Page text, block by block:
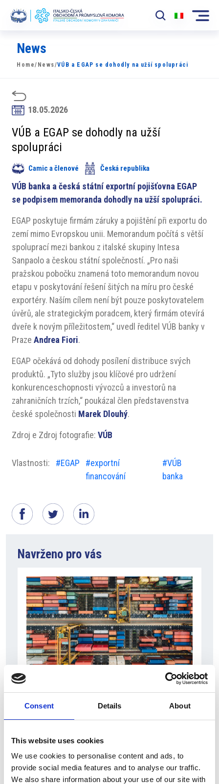
Consent Details About
This website uses cookies
We use cookies to personalise content and ads, to
provide social media features and to analyse our traffic.
We also share information about your use of our site with
Komora
News
Události
Rozvoj Trhu
Členové
​​Projekty
Členská sekce
News
Home/ News/VÚB a EGAP se dohodly na užší spolupráci
18.05.2026
VÚB a EGAP se dohodly na užší
spolupráci
Camic a členové Česká republika
VÚB banka a česká státní exportní pojišťovna EGAP
se podpisem memoranda dohodly na užší spolupráci.
EGAP poskytuje firmám záruky a pojištění při exportu do
zemí mimo Evropskou unii. Memorandum počítá s větší
spoluprací mezi bankou z italské skupiny Intesa
Sanpaolo a českou státní společností. „Pro naši
pražskou pobočku znamená toto memorandum novou
etapu v poskytování řešení šitých na míru pro české
exportéry. Naším cílem není být pouze poskytovatelem
úvěrů, ale strategickým poradcem, který firmám otevírá
dveře k novým příležitostem,“ uvedl ředitel VÚB banky v
Praze Andrea Fiori.
EGAP očekává od dohody posílení distribuce svých
produktů. „Tyto služby jsou klíčové pro udržení
konkurenceschopnosti vývozců a investorů na
zahraničních trzích,“ poukázal člen představenstva
české společnosti Marek Dlouhý.
Zdroj e Zdroj fotografie: VÚB
Vlastnosti: #EGAP
#exportní
financování
#VÚB
banka
Navrženo pro vás
Zahraniční obchod Itálie – ČR v pololetí převýšil
deset miliard eur
Itálie
Česká republika